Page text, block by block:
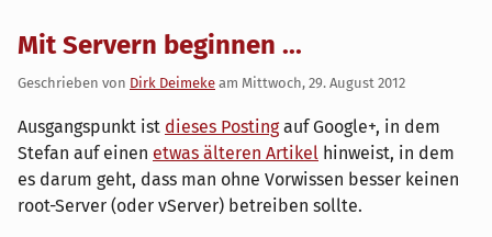
Mit Servern beginnen ...
Geschrieben von Dirk Deimeke am Mittwoch, 29. August 2012
Ausgangspunkt ist dieses Postingauf Google+, in dem
Stefan auf einen etwas älteren Artikel hinweist, in dem
es darum geht, dass man ohne Vorwissen besser keinen
root-Server (oder vServer) betreiben sollte.